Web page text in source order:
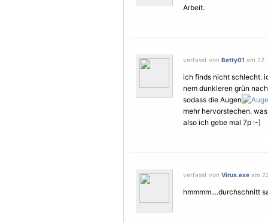
Arbeit.
verfasst von Betty01 am 22.
ich finds nicht schlecht.
nem dunkleren grün
sodass die Augen
mehr hervorstechen.
also ich gebe mal 7p :-)
verfasst von Virus.exe am
hmmmm....durchschnitt